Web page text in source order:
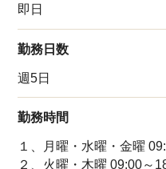
即日
勤務日数
週5日
勤務時間
１、月曜・水曜・金曜
２、火曜・木曜 09:00～